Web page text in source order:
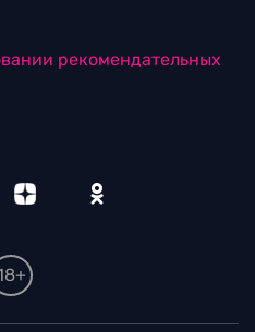
рекомендательных